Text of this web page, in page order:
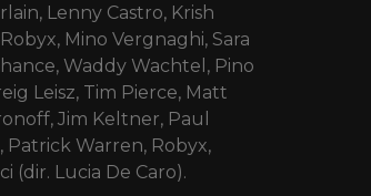
Lenny Castro, Krish
Mino Vergnaghi, Sara
Waddy Wachtel, Pino
Leisz, Tim Pierce, Matt
Jim Keltner, Paul
Patrick Warren, Robyx,
(dir. Lucia De Caro).